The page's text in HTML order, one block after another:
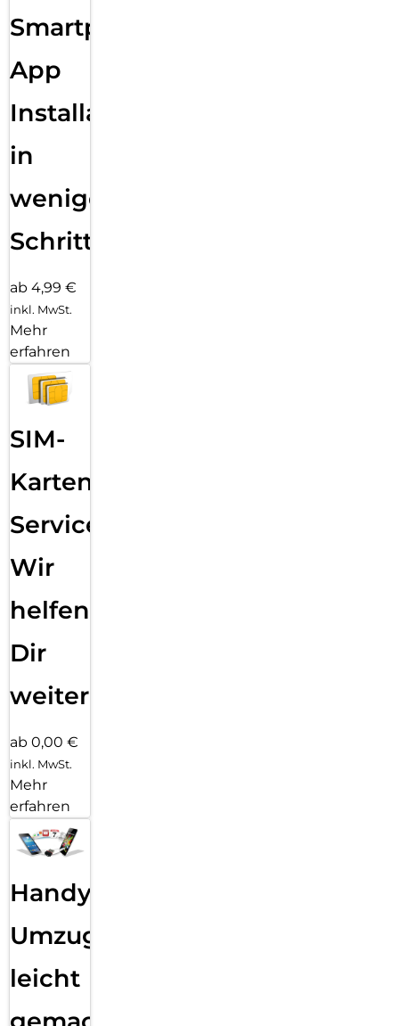
Smartphone
App
Installation
in
wenigen
Schritten
ab 4,99 €
inkl. MwSt.
Mehr
erfahren
SIM-
Karten
Service:
Wir
helfen
Dir
weiter
ab 0,00 €
inkl. MwSt.
Mehr
erfahren
Handy
Umzug
leicht